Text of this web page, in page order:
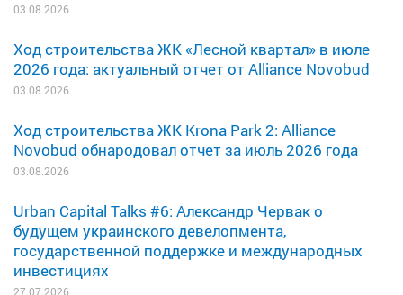
03.08.2026
Ход строительства ЖК «Лесной квартал» в июле
2026 года: актуальный отчет от Alliance Novobud
03.08.2026
Ход строительства ЖК Krona Park 2: Alliance
Novobud обнародовал отчет за июль 2026 года
03.08.2026
Urban Capital Talks #6: Александр Червак о
будущем украинского девелопмента,
государственной поддержке и международных
инвестициях
27.07.2026